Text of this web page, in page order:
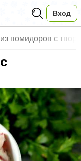
Вход
помидоров с